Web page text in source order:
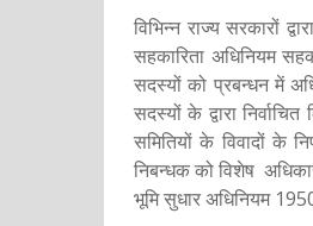
विभिन्न राज्य सरकारों
सहकारिता अधिनियम
सदस्यों को प्रबन्धन में
सदस्यों के द्वारा
समितियों के विवादों के
निबन्धक को विशेष
भूमि सुधार अधिनियम